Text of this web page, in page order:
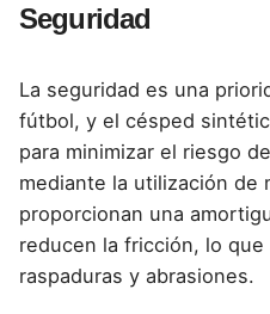
Seguridad
La seguridad es una
fútbol, y el césped
para minimizar el riesgo
mediante la utilización de
proporcionan una
reducen la fricción, lo
raspaduras y abrasiones.